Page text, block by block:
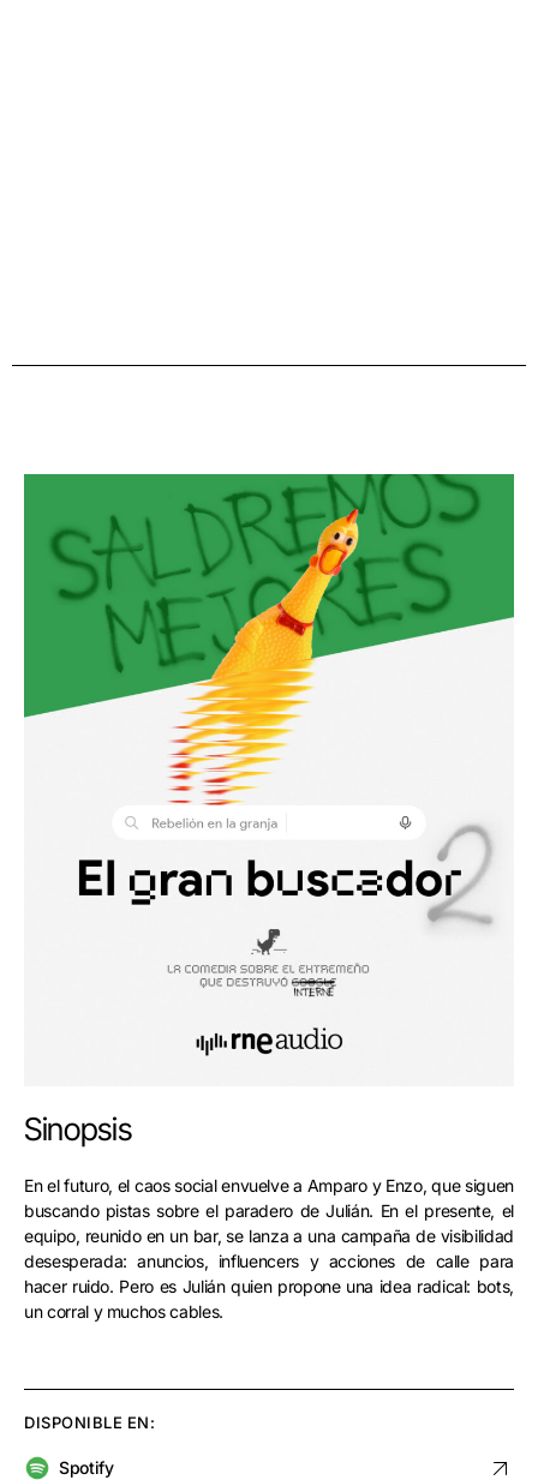
Sinopsis
En el futuro, el caos social envuelve a Amparo y Enzo, que siguen
buscando pistas sobre el paradero de Julián. En el presente, el
equipo, reunido en un bar, se lanza a una campaña de visibilidad
desesperada: anuncios, influencers y acciones de calle para
hacer ruido. Pero es Julián quien propone una idea radical: bots,
un corral y muchos cables.
DISPONIBLE EN:
Spotify